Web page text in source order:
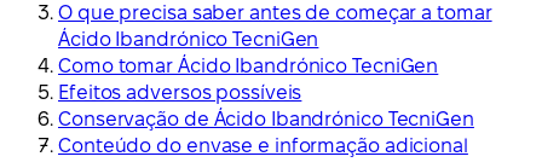
O que precisa saber antes de começar a tomar
Ácido Ibandrónico TecniGen
Como tomar Ácido Ibandrónico TecniGen
Efeitos adversos possíveis
Conservação de Ácido Ibandrónico TecniGen
Conteúdo do envase e informação adicional